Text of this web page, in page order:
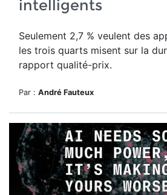
intelligents
Seulement 2,7 % veulent des
les trois quarts misent sur la
rapport qualité-prix.
Par : André Fauteux